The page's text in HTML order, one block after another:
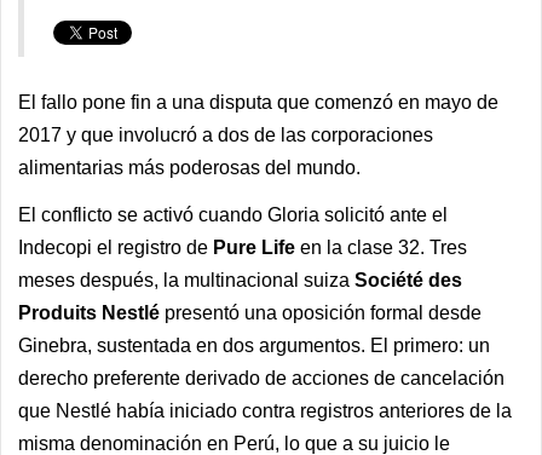
El fallo pone fin a una disputa que comenzó en mayo de
2017 y que involucró a dos de las corporaciones
alimentarias más poderosas del mundo.
El conflicto se activó cuando Gloria solicitó ante el
Indecopi el registro de Pure Life en la clase 32. Tres
meses después, la multinacional suiza Société des
Produits Nestlé presentó una oposición formal desde
Ginebra, sustentada en dos argumentos. El primero: un
derecho preferente derivado de acciones de cancelación
que Nestlé había iniciado contra registros anteriores de la
misma denominación en Perú, lo que a su juicio le